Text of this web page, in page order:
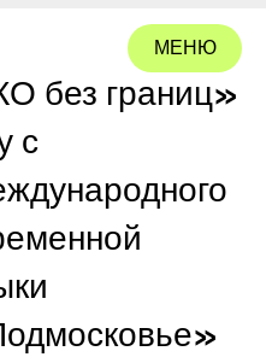
МЕНЮ
ЗАКРЫТЬ
без границ»
с